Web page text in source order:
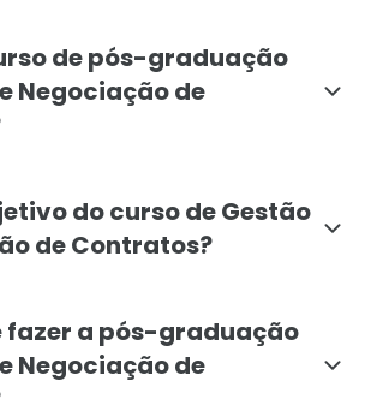
de pós-graduação
Negociação de
do curso de Gestão
de Contratos?
fazer a pós-graduação
Negociação de